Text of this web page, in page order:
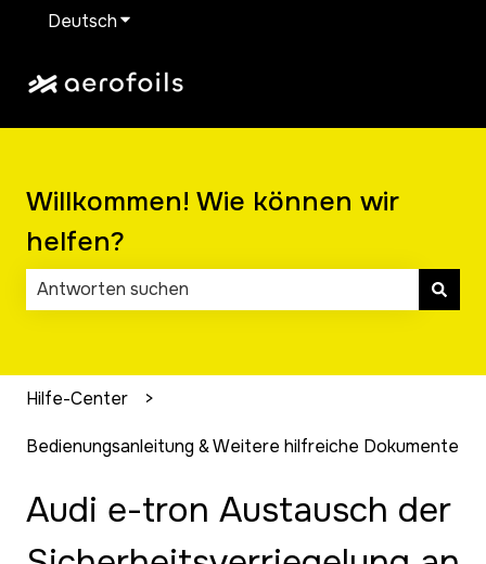
DeutschUntermenü für Übersetzungen anzeigen
Willkommen! Wie können wir
helfen?
Hilfe-Center
Bedienungsanleitung & Weitere hilfreiche Dokumente
Audi e-tron Austausch der